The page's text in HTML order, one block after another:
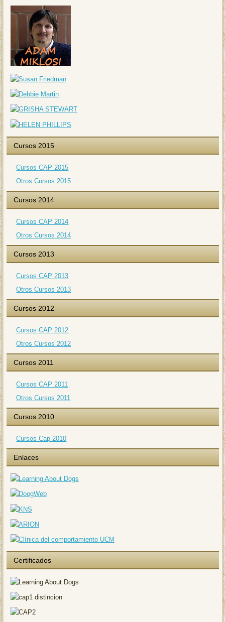
Cursos 2015
Cursos CAP 2015
Otros Cursos 2015
Cursos 2014
Cursos CAP 2014
Otros Cursos 2014
Cursos 2013
Cursos CAP 2013
Otros Cursos 2013
Cursos 2012
Cursos CAP 2012
Otros Cursos 2012
Cursos 2011
Cursos CAP 2011
Otros Cursos 2011
Cursos 2010
Cursos Cap 2010
Enlaces
Certificados